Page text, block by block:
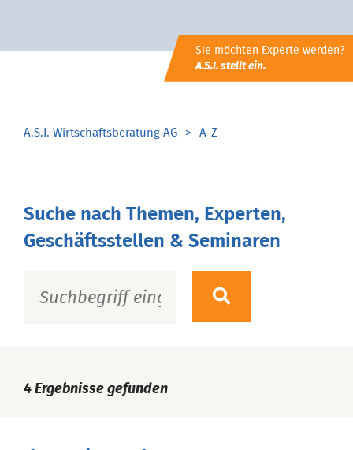
Sie möchten Experte werden?
A.S.I. stellt ein.
A.S.I. Wirtschaftsberatung AG A-Z
Suche nach Themen, Experten,
Geschäftsstellen & Seminaren
4 Ergebnisse gefunden